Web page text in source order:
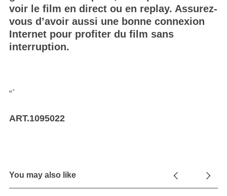
voir le film en direct ou en replay. Assurez-
vous d’avoir aussi une bonne connexion
Internet pour profiter du film sans
interruption.
“`
ART.1095022
You may also like